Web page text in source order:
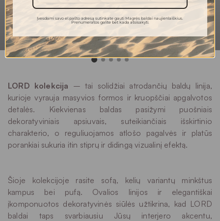
šviesai
Pilingas 4-5
Plovimas Plovimas rankomis
LORD kolekcija – tai solidžiai atrodančių baldų linija,
kurioje vyrauja masyvios formos ir kruopščiai apgalvotos
detalės. Kiekvienas baldas pasižymi puošniais
dekoratyviniais apsiuvais, suteikiančiais išskirtinio
charakterio, o reguliuojamos atlošo pagalvės ir platūs
porankiai sukuria itin stiprų ir didingą vizualinį efektą.
Šioje kolekcijoje rasite sofą, kelių variantų minkštus
kampus bei pufą. Ovalios linijos ir elegantiškai
įkomponuotos dekoratyvinės siūlės užtikrina, kad LORD
baldai taps svarbiausiu Jūsų interjero akcentu,
Įvesdami savo el.pašto adresą sutinkate gauti Magrės baldai naujienlaiškius.
Prenumeratos galite bet kada atsisakyti.